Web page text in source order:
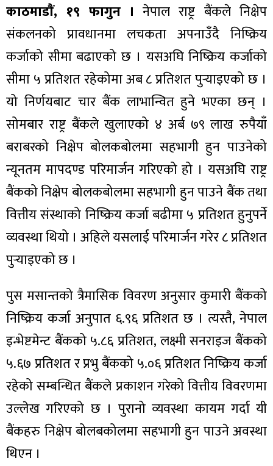
काठमाडाैं, १९ फागुन । नेपाल राष्ट्र बैंकले निक्षेप
संकलनको प्रावधानमा लचकता अपनाउँदै निष्क्रिय
कर्जाको सीमा बढाएको छ । यसअघि निष्क्रिय कर्जाको
सीमा ५ प्रतिशत रहेकोमा अब ८ प्रतिशत पुर्‍याइएको छ ।
यो निर्णयबाट चार बैंक लाभान्वित हुने भएका छन् ।
सोमबार राष्ट्र बैंकले खुलाएको ४ अर्ब ७९ लाख रुपैयाँ
बराबरको निक्षेप बोलकबोलमा सहभागी हुन पाउनेको
न्यूनतम मापदण्ड परिमार्जन गरिएको हो । यसअघि राष्ट्र
बैंकको निक्षेप बोलकबोलमा सहभागी हुन पाउने बैंक तथा
वित्तीय संस्थाको निष्क्रिय कर्जा बढीमा ५ प्रतिशत हुनुपर्ने
व्यवस्था थियो । अहिले यसलाई परिमार्जन गरेर ८ प्रतिशत
पुर्‍याइएको छ ।
पुस मसान्तको त्रैमासिक विवरण अनुसार कुमारी बैंकको
निष्क्रिय कर्जा अनुपात ६.९६ प्रतिशत छ । त्यस्तै, नेपाल
इन्भेष्टमेन्ट बैंकको ५.८६ प्रतिशत, लक्ष्मी सनराइज बैंकको
५.६७ प्रतिशत र प्रभु बैंकको ५.०६ प्रतिशत निष्क्रिय कर्जा
रहेको सम्बन्धित बैंकले प्रकाशन गरेको वित्तीय विवरणमा
उल्लेख गरिएको छ । पुरानो व्यवस्था कायम गर्दा यी
बैंकहरु निक्षेप बोलबकोलमा सहभागी हुन पाउने अवस्था
थिएन ।